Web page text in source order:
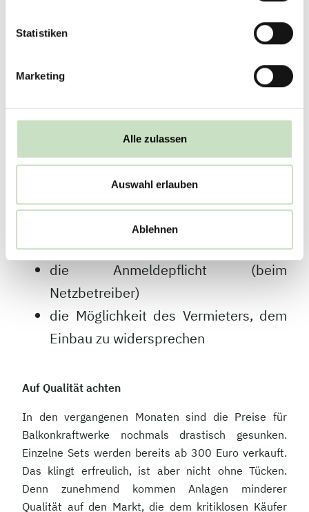
Statistiken
Marketing
Alle zulassen
Auswahl erlauben
Ablehnen
auch auf EU-Ebene deutlich verbraucherfreundlicher.
Zuletzt kam aber Bewegung in die deutsche
Gesetzgebung. Wer sich also für ein Balkonkraftwerk
interessiert, darf hoffen, dass sich die
bzw. gelockert werden:
die Beschränkung auf 600 Watt (in
der EU 800 Watt),
die Notwendigkeit zur Errichtung einer
speziellen Einspeisesteckdose
die Anmeldepflicht (beim
Netzbetreiber)
die Möglichkeit des Vermieters, dem
Einbau zu widersprechen
Auf Qualität achten
In den vergangenen Monaten sind die Preise für
Balkonkraftwerke nochmals drastisch gesunken.
Einzelne Sets werden bereits ab 300 Euro verkauft.
Das klingt erfreulich, ist aber nicht ohne Tücken.
Denn zunehmend kommen Anlagen minderer
Qualität auf den Markt, die dem kritiklosen Käufer